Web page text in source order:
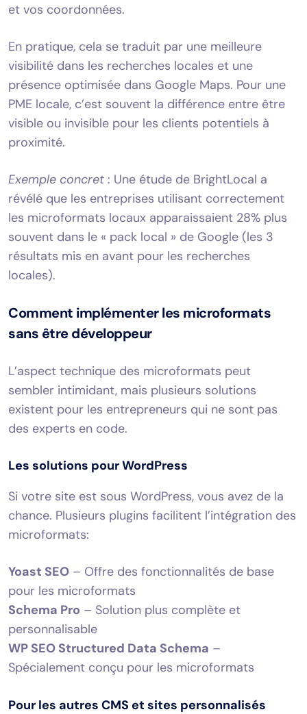
et vos coordonnées.
En pratique, cela se traduit par une meilleure
visibilité dans les recherches locales et une
présence optimisée dans Google Maps. Pour une
PME locale, c’est souvent la différence entre être
visible ou invisible pour les clients potentiels à
proximité.
Exemple concret : Une étude de BrightLocal a
révélé que les entreprises utilisant correctement
les microformats locaux apparaissaient 28% plus
souvent dans le « pack local » de Google (les 3
résultats mis en avant pour les recherches
locales).
Comment implémenter les microformats
sans être développeur
L’aspect technique des microformats peut
sembler intimidant, mais plusieurs solutions
existent pour les entrepreneurs qui ne sont pas
des experts en code.
Les solutions pour WordPress
Si votre site est sous WordPress, vous avez de la
chance. Plusieurs plugins facilitent l’intégration des
microformats:
Yoast SEO – Offre des fonctionnalités de base
pour les microformats
Schema Pro – Solution plus complète et
personnalisable
WP SEO Structured Data Schema –
Spécialement conçu pour les microformats
Pour les autres CMS et sites personnalisés